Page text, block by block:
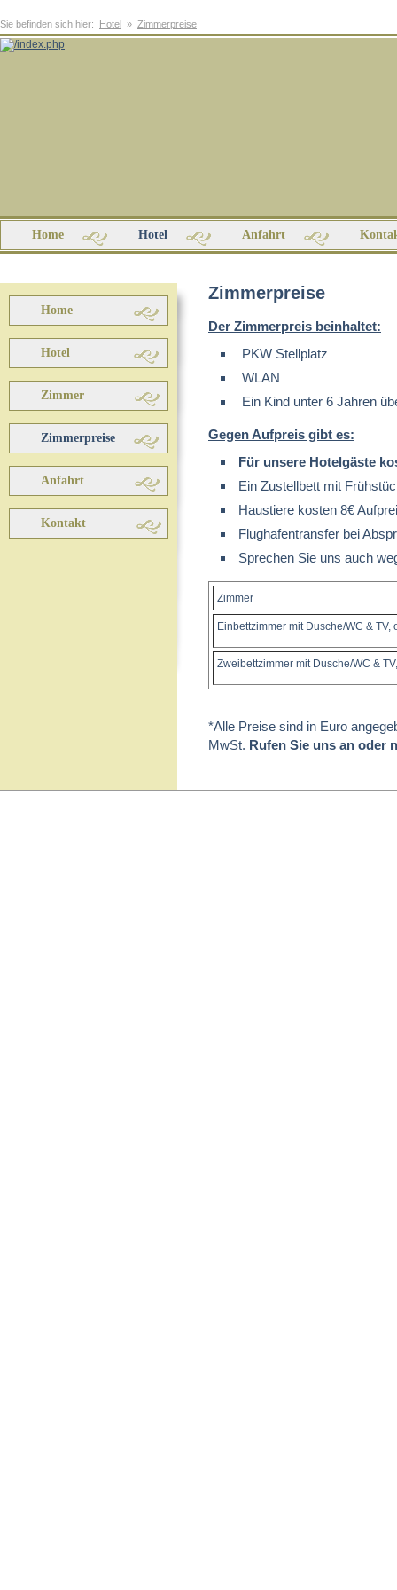
Sie befinden sich hier: Hotel » Zimmerpreise
Home Hotel Anfahrt
Home
Hotel
Zimmer
Zimmerpreise
Anfahrt
Kontakt
Zimmerpreise
Der Zimmerpreis beinhaltet:
PKW Stellplatz
WLAN
Ein Kind unter 6 Jahren
Gegen Aufpreis gibt es:
Für unsere Hotelgäste
Ein Zustellbett mit
Haustiere kosten 8€
Flughafentransfer bei
Sprechen Sie uns auch
Zimmer
Einbettzimmer mit Dusche/WC & TV,
Zweibettzimmer mit Dusche/WC &
*Alle Preise sind in Euro
MwSt. Rufen Sie uns an oder